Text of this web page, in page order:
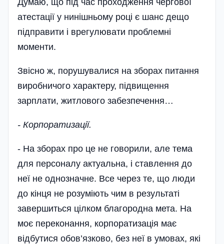
атестації у нинішньому році є шанс дещо
підправити і врегулювати проблемні
моменти.
Звісно ж, порушувалися на зборах питання
виробничого характеру, підвищення
зарплати, житлового забезпечення…
- Корпоратизації.
- На зборах про це не говорили, але тема
для персоналу актуальна, і ставлення до
неї не однозначне. Все через те, що люди
до кінця не розуміють чим в результаті
завершиться цілком благородна мета. На
моє переконання, корпоратизація має
відбутися обов’язково, без неї в умовах, які